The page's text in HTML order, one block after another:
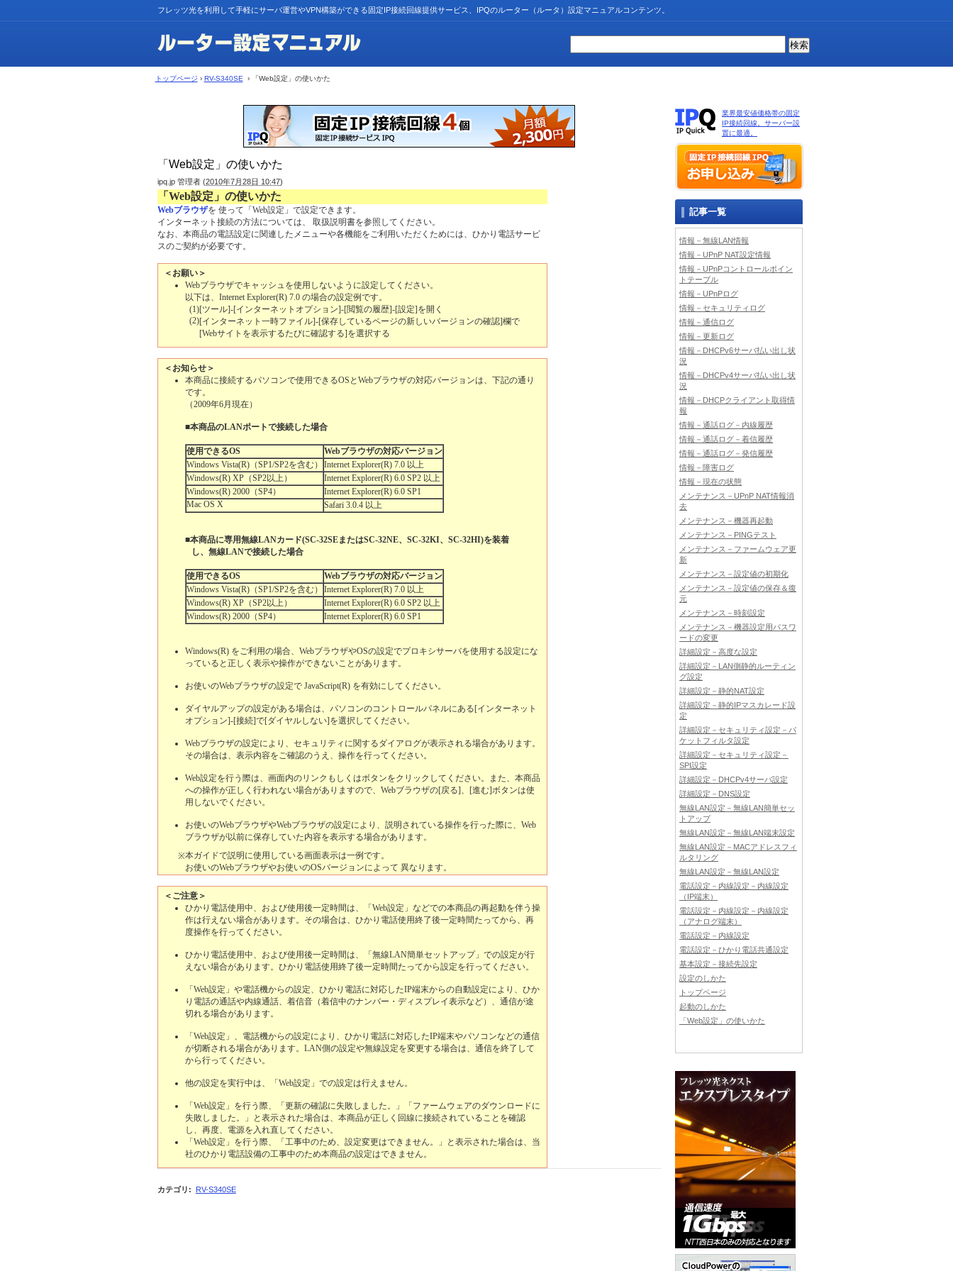
フレッツ光を利用して手軽にサーバ運営やVPN構築ができる固定IP接続回線提供サービス、IPQのルーター（ルータ）設定マニュアルコンテンツ。
トップページ › RV-S340SE › 「Web設定」の使いかた
「Web設定」の使いかた
ipq.jp 管理者 (2010年7月28日 10:47)
「Web設定」の使いかた
Webブラウザを 使って「Web設定」で設定できます。
インターネット接続の方法については、 取扱説明書を参照してください。
なお、本商品の電話設定に関連したメニューや各機能をご利用いただくためには、ひかり電話サービ
スのご契約が必要です。
＜お願い＞
Webブラウザでキャッシュを使用しないように設定してください。
以下は、Internet Explorer(R) 7.0 の場合の設定例です。
(1)[ツール]-[インターネットオプション]-[閲覧の履歴]-[設定]を開く
(2)[インターネット一時ファイル]-[保存しているページの新しいバージョンの確認]欄で
[Webサイトを表示するたびに確認する]を選択する
＜お知らせ＞
本商品に接続するパソコンで使用できるOSとWebブラウザの対応バージョンは、下記の通り
です。
（2009年6月現在）
■本商品のLANポートで接続した場合
使用できるOS
Webブラウザの対応バージョン
Windows Vista(R)（SP1/SP2を含む）
Internet Explorer(R) 7.0 以上
Windows(R) XP（SP2以上）
Internet Explorer(R) 6.0 SP2 以上
Windows(R) 2000（SP4）
Internet Explorer(R) 6.0 SP1
Mac OS X
Safari 3.0.4 以上
■本商品に専用無線LANカード(SC-32SEまたはSC-32NE、SC-32KI、SC-32HI)を装着
し、無線LANで接続した場合
使用できるOS
Webブラウザの対応バージョン
Windows Vista(R)（SP1/SP2を含む）
Internet Explorer(R) 7.0 以上
Windows(R) XP（SP2以上）
Internet Explorer(R) 6.0 SP2 以上
Windows(R) 2000（SP4）
Internet Explorer(R) 6.0 SP1
Windows(R) をご利用の場合、WebブラウザやOSの設定でプロキシサーバを使用する設定にな
っていると正しく表示や操作ができないことがあります。
お使いのWebブラウザの設定で JavaScript(R) を有効にしてください。
ダイヤルアップの設定がある場合は、パソコンのコントロールパネルにある[インターネット
オプション]-[接続]で[ダイヤルしない]を選択してください。
Webブラウザの設定により、セキュリティに関するダイアログが表示される場合があります。
その場合は、表示内容をご確認のうえ、操作を行ってください。
Web設定を行う際は、画面内のリンクもしくはボタンをクリックしてください。また、本商品
への操作が正しく行われない場合がありますので、Webブラウザの[戻る]、[進む]ボタンは使
用しないでください。
お使いのWebブラウザやWebブラウザの設定により、説明されている操作を行った際に、Web
ブラウザが以前に保存していた内容を表示する場合があります。
※本ガイドで説明に使用している画面表示は一例です。
お使いのWebブラウザやお使いのOSバージョンによって 異なります。
＜ご注意＞
ひかり電話使用中、および使用後一定時間は、「Web設定」などでの本商品の再起動を伴う操
作は行えない場合があります。その場合は、ひかり電話使用終了後一定時間たってから、再
度操作を行ってください。
ひかり電話使用中、および使用後一定時間は、「無線LAN簡単セットアップ」での設定が行
えない場合があります。ひかり電話使用終了後一定時間たってから設定を行ってください。
「Web設定」や電話機からの設定、ひかり電話に対応したIP端末からの自動設定により、ひか
り電話の通話や内線通話、着信音（着信中のナンバー・ディスプレイ表示など）、通信が途
切れる場合があります。
「Web設定」、電話機からの設定により、ひかり電話に対応したIP端末やパソコンなどの通信
が切断される場合があります。LAN側の設定や無線設定を変更する場合は、通信を終了して
から行ってください。
他の設定を実行中は、「Web設定」での設定は行えません。
「Web設定」を行う際、「更新の確認に失敗しました。」「ファームウェアのダウンロードに
失敗しました。」と表示された場合は、本商品が正しく回線に接続されていることを確認
し、再度、電源を入れ直してください。
「Web設定」を行う際、「工事中のため、設定変更はできません。」と表示された場合は、当
社のひかり電話設備の工事中のため本商品の設定はできません。
カテゴリ : RV-S340SE
業界最安値価格帯の固定
IP接続回線。サーバー設
置に最適。
記事一覧
情報－無線LAN情報
情報－UPnP NAT設定情報
情報－UPnPコントロールポイン
トテーブル
情報－UPnPログ
情報－セキュリティログ
情報－通信ログ
情報－更新ログ
情報－DHCPv6サーバ払い出し状
況
情報－DHCPv4サーバ払い出し状
況
情報－DHCPクライアント取得情
報
情報－通話ログ－内線履歴
情報－通話ログ－着信履歴
情報－通話ログ－発信履歴
情報－障害ログ
情報－現在の状態
メンテナンス－UPnP NAT情報消
去
メンテナンス－機器再起動
メンテナンス－PINGテスト
メンテナンス－ファームウェア更
新
メンテナンス－設定値の初期化
メンテナンス－設定値の保存＆復
元
メンテナンス－時刻設定
メンテナンス－機器設定用パスワ
ードの変更
詳細設定－高度な設定
詳細設定－LAN側静的ルーティン
グ設定
詳細設定－静的NAT設定
詳細設定－静的IPマスカレード設
定
詳細設定－セキュリティ設定－パ
ケットフィルタ設定
詳細設定－セキュリティ設定－
SPI設定
詳細設定－DHCPv4サーバ設定
詳細設定－DNS設定
無線LAN設定－無線LAN簡単セッ
トアップ
無線LAN設定－無線LAN端末設定
無線LAN設定－MACアドレスフィ
ルタリング
無線LAN設定－無線LAN設定
電話設定－内線設定－内線設定
（IP端末）
電話設定－内線設定－内線設定
（アナログ端末）
電話設定－内線設定
電話設定－ひかり電話共通設定
基本設定－接続先設定
設定のしかた
トップページ
起動のしかた
「Web設定」の使いかた